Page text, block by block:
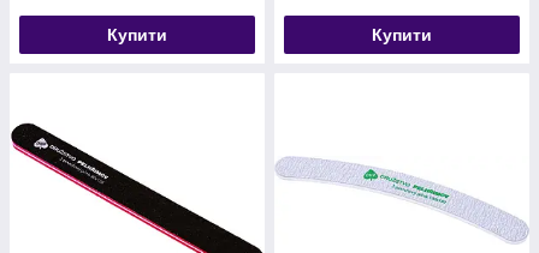
Купити Купити